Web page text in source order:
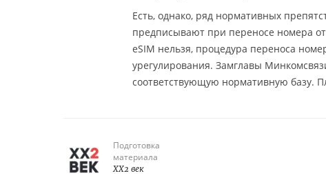
Есть, однако, ряд нормативных
предписывают при переносе номера от
eSIM нельзя, процедура переноса
урегулирования. Замглавы
соответствующую нормативную базу.
Подготовка
материала
XX2 век